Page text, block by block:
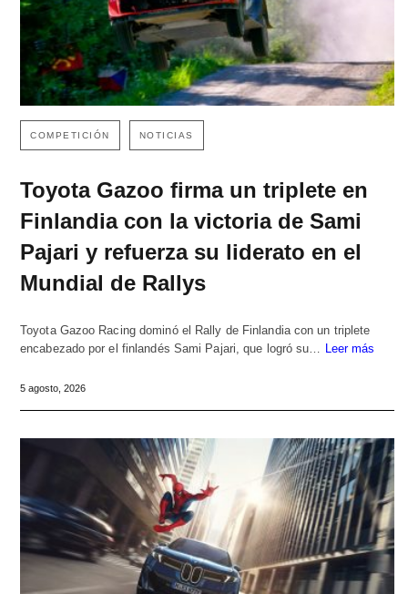
COMPETICIÓN NOTICIAS
Toyota Gazoo firma un triplete en
Finlandia con la victoria de Sami
Pajari y refuerza su liderato en el
Mundial de Rallys
Toyota Gazoo Racing dominó el Rally de Finlandia con un triplete
encabezado por el finlandés Sami Pajari, que logró su… Leer más
5 agosto, 2026